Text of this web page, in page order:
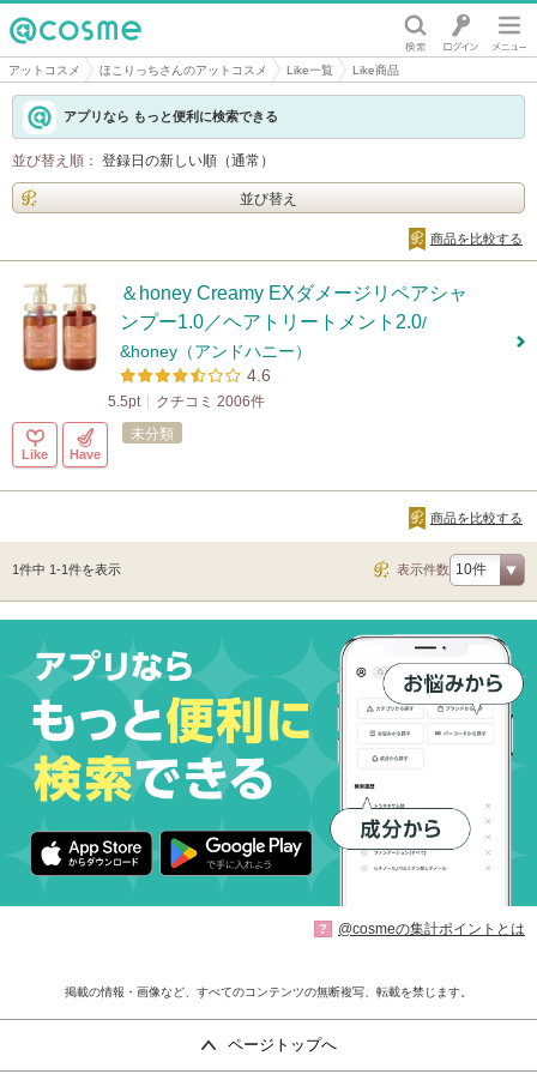
@cosme
アットコスメ ほこりっちさんのアットコスメ Like一覧 Like商品
アプリなら もっと便利に検索できる
並び替え順： 登録日の新しい順（通常）
並び替え
商品を比較する
＆honey Creamy EXダメージリペアシャ
ンプー1.0／ヘアトリートメント2.0/
&honey（アンドハニー）
4.6
5.5pt クチコミ 2006件
Like Have
未分類
商品を比較する
1件中 1-1件を表示 表示件数
? @cosmeの集計ポイントとは
掲載の情報・画像など、すべてのコンテンツの無断複写、転載を禁じます。
ページトップへ